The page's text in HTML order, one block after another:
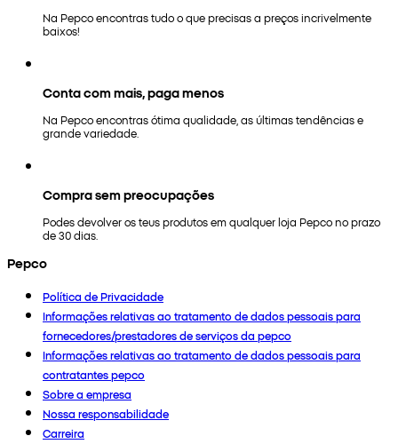
Na Pepco encontras tudo o que precisas a preços incrivelmente
baixos!
Conta com mais, paga menos
Na Pepco encontras ótima qualidade, as últimas tendências e
grande variedade.
Compra sem preocupações
Podes devolver os teus produtos em qualquer loja Pepco no prazo
de 30 dias.
Pepco
Política de Privacidade
Informações relativas ao tratamento de dados pessoais para
fornecedores/prestadores de serviços da pepco
Informações relativas ao tratamento de dados pessoais para
contratantes pepco
Sobre a empresa
Nossa responsabilidade
Carreira